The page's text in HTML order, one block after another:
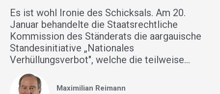
Es ist wohl Ironie des Schicksals. Am 20.
Januar behandelte die Staatsrechtliche
Kommission des Ständerats die aargauische
Standesinitiative „Nationales
Verhüllungsverbot", welche die teilweise…
Maximilian Reimann